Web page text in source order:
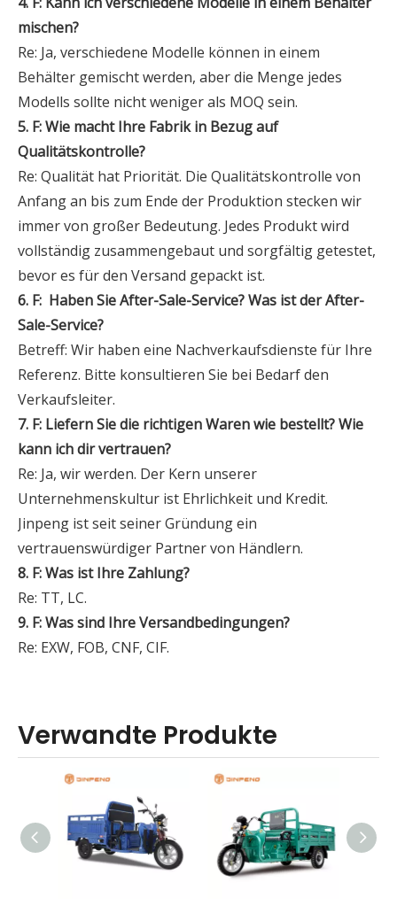
mischen?
Re: Ja, verschiedene Modelle können in einem
Behälter gemischt werden, aber die Menge jedes
Modells sollte nicht weniger als MOQ sein.
5. F: Wie macht Ihre Fabrik in Bezug auf
Qualitätskontrolle?
Re: Qualität hat Priorität. Die Qualitätskontrolle von
Anfang an bis zum Ende der Produktion stecken wir
immer von großer Bedeutung. Jedes Produkt wird
vollständig zusammengebaut und sorgfältig getestet,
bevor es für den Versand gepackt ist.
6. F: Haben Sie After-Sale-Service? Was ist der After-
Sale-Service?
Betreff: Wir haben eine Nachverkaufsdienste für Ihre
Referenz. Bitte konsultieren Sie bei Bedarf den
Verkaufsleiter.
7. F: Liefern Sie die richtigen Waren wie bestellt? Wie
kann ich dir vertrauen?
Re: Ja, wir werden. Der Kern unserer
Unternehmenskultur ist Ehrlichkeit und Kredit.
Jinpeng ist seit seiner Gründung ein
vertrauenswürdiger Partner von Händlern.
8. F: Was ist Ihre Zahlung?
Re: TT, LC.
9. F: Was sind Ihre Versandbedingungen?
Re: EXW, FOB, CNF, CIF.
Verwandte Produkte